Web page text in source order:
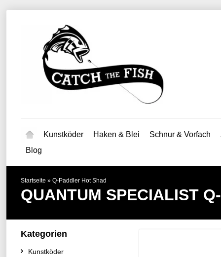
Kunstköder Haken & Blei Schnur & Vorfach
Blog
Startseite » Q-Paddler Hot Shad
QUANTUM SPECIALIST
Kategorien
Kunstköder